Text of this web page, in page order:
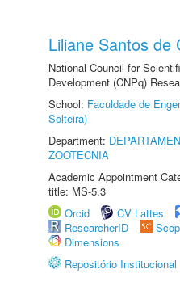
Liliane Santos de
National Council for
Development (CNPq)
School: Faculdade de
Solteira)
Department:
ZOOTECNIA
Academic Appointment
title: MS-5.3
Orcid
CV Lattes
ResearcherID
Dimensions
Repositório Institucional